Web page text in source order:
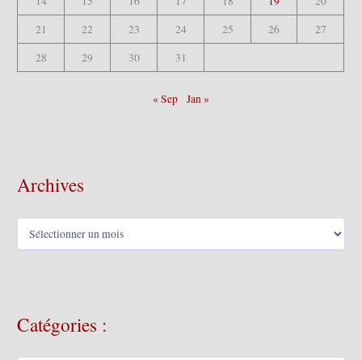
21
22 23 24 25 26
27
28
29 30 31
« Sep Jan »
Archives
A
e
Catégories :